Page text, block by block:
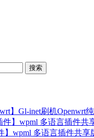
】Gl-inet刷机Openwrt
件】wpml 多语言插件共
】wpml 多语言插件共享